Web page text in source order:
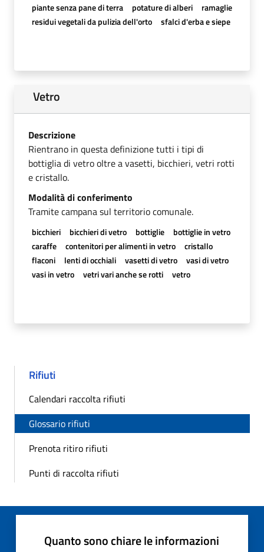
piante senza pane di terra
potature di alberi
ramaglie
residui vegetali da pulizia dell'orto
sfalci d'erba e siepe
Vetro
Descrizione
Rientrano in questa definizione tutti i tipi di
bottiglia di vetro oltre a vasetti, bicchieri, vetri rotti
e cristallo.
Modalità di conferimento
Tramite campana sul territorio comunale.
bicchieri bicchieri di vetro bottiglie
bottiglie in vetro
caraffe
contenitori per alimenti in vetro
cristallo
flaconi
lenti di occhiali vasetti di vetro
vasi di vetro
vasi in vetro
vetri vari anche se rotti vetro
Rifiuti
Calendari raccolta rifiuti
Glossario rifiuti
Prenota ritiro rifiuti
Punti di raccolta rifiuti
Quanto sono chiare le informazioni